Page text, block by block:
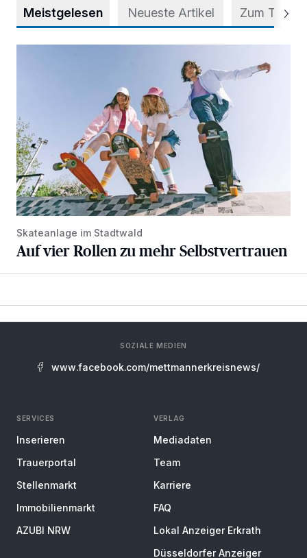
Meistgelesen Neueste Artikel Zum Thema
Skateanlage im Stadtwald
Auf vier Rollen zu mehr Selbstvertrauen
SOZIALE MEDIEN
www.facebook.com/mettmannerkreisnews/
SERVICES
Inserieren
Trauerportal
Stellenmarkt
Immobilienmarkt
AZUBI NRW
VERLAG
Mediadaten
Team
Karriere
FAQ
Lokal Anzeiger Erkrath
Düsseldorfer Anzeiger